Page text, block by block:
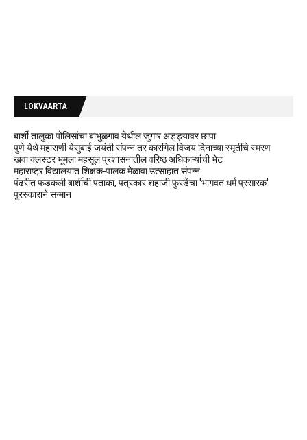
LOKVAARTA
बार्शी तालुका पोलिसांचा बाभुळगाव येथील जुगार अड्ड्यावर छापा
पुणे येथे महाराणी येसुबाई जयंती संपन्न तर कारगिल विजय दिनाच्या स्मृतींचे स्मरण
खवा क्लस्टर भूमला महसूल प्रशासनातील वरिष्ठ अधिकाऱ्यांची भेट
महाराष्ट्र विद्यालयात शिक्षक-पालक मेळावा उत्साहात संपन्न
पंढरीत फडकली बार्शीची पताका, पत्रकार शहाजी फुरडेंचा 'भागवत धर्म प्रसारक'
पुरस्काराने सन्मान